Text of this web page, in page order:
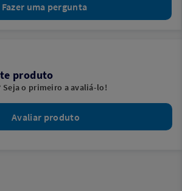
Fazer uma pergunta
produto
Seja o primeiro a avaliá-lo!
Avaliar produto